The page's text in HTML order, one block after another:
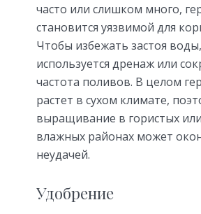
часто или слишком много,
становится уязвимой для
Чтобы избежать застоя воды,
используется дренаж или
частота поливов. В целом
растет в сухом климате,
выращивание в гористых
влажных районах может
неудачей.
Удобрение